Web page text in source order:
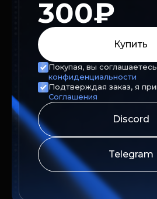
300₽
Купить
Покупая, вы
конфиденциальности
Подтверждая заказ, я
Соглашения
Discord
Telegram